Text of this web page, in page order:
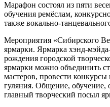
Марафон состоял из пяти
обучения ремёслам,
также вокально-
Мероприятия «Сибирского
ярмарки. Ярмарка хэнд-
рождения городской
ярмарки можно объединить
мастеров, провести конкурсы
гуляния. Общение, обучение,
главный творческий посыл